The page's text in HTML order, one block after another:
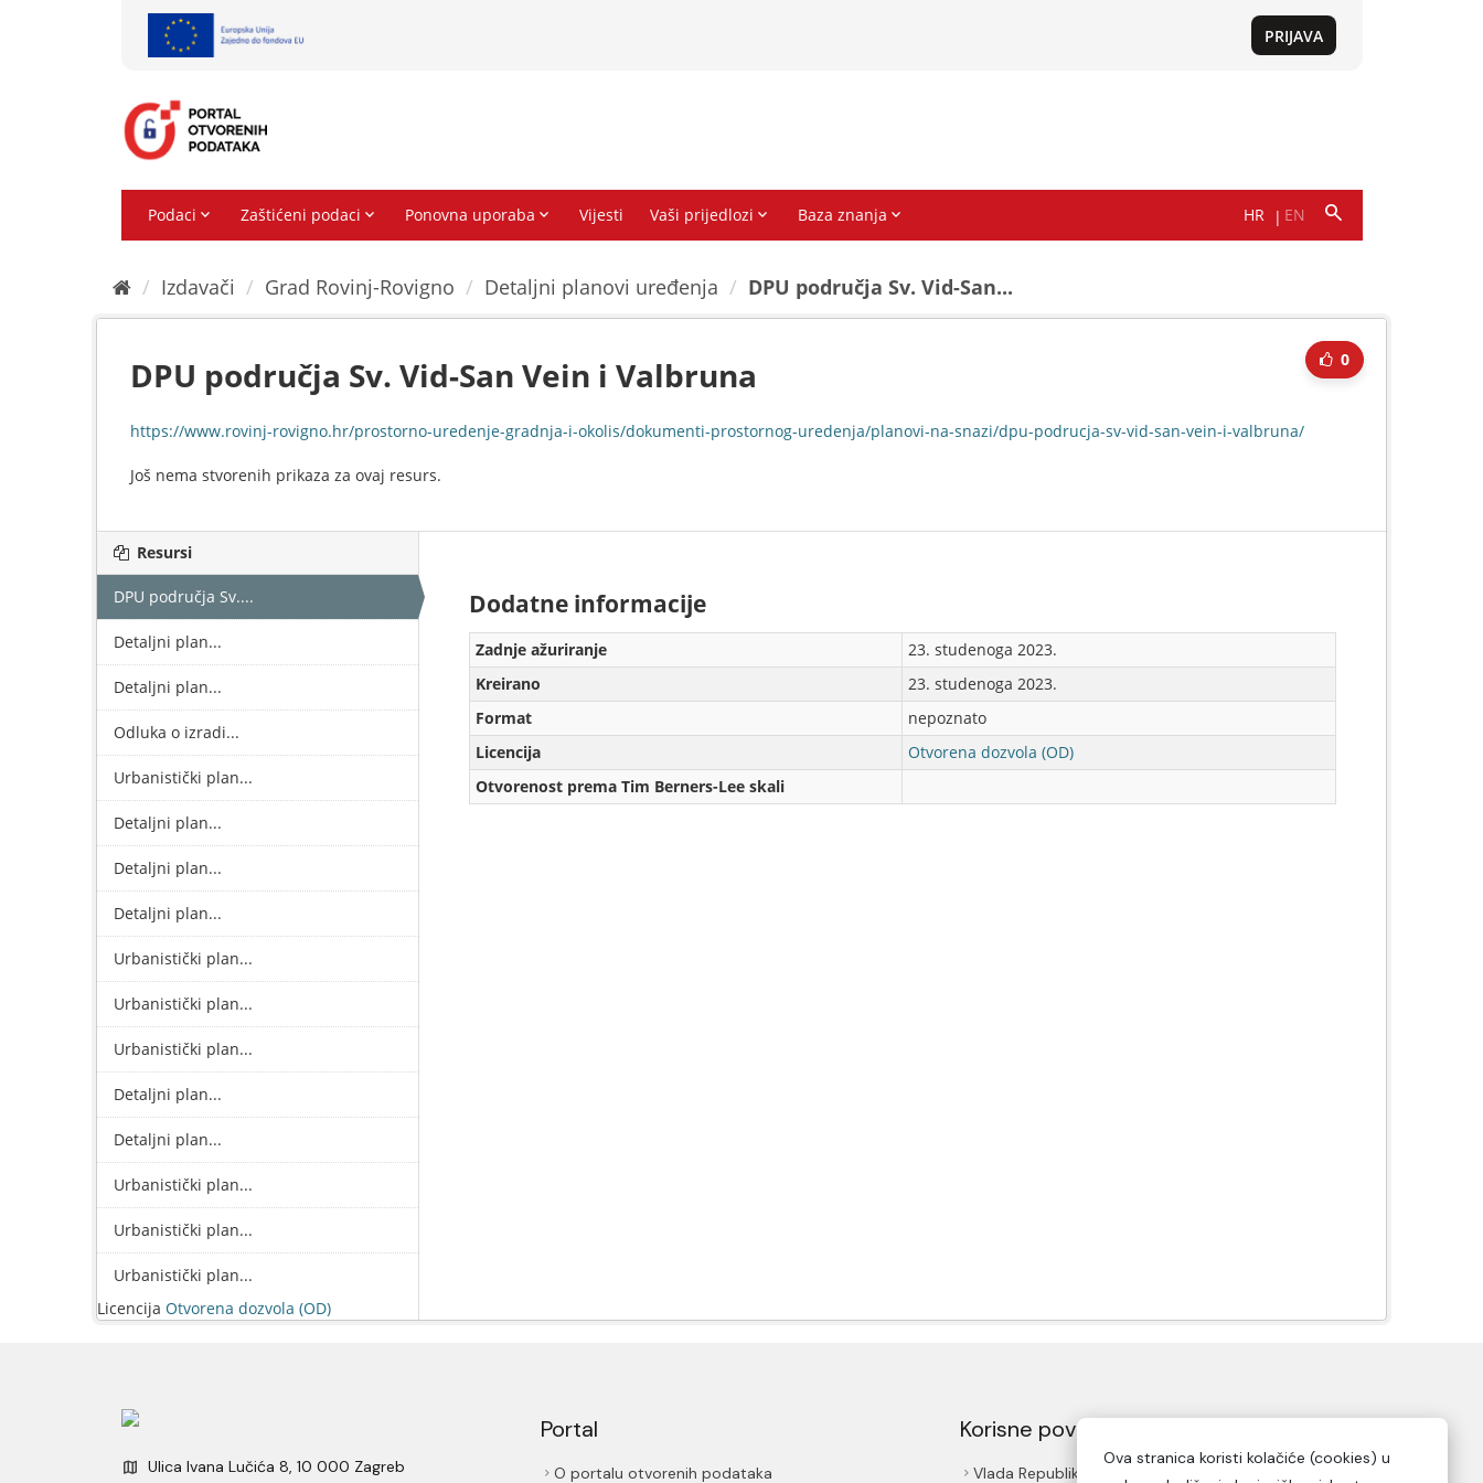
Izdavači Grad Rovinj-Rovigno Detaljni planovi uređenja DPU područja Sv. Vid-San...
0
DPU područja Sv. Vid-San Vein i Valbruna
https://www.rovinj-rovigno.hr/prostorno-uredenje-gradnja-i-okolis/dokumenti-prostornog-uredenja/planovi-na-snazi/dpu-podrucja-sv-vid-san-vein-i-valbruna/
Još nema stvorenih prikaza za ovaj resurs.
Resursi
DPU područja Sv....
Detaljni plan...
Detaljni plan...
Odluka o izradi...
Urbanistički plan...
Detaljni plan...
Detaljni plan...
Detaljni plan...
Urbanistički plan...
Urbanistički plan...
Urbanistički plan...
Detaljni plan...
Detaljni plan...
Urbanistički plan...
Urbanistički plan...
Urbanistički plan...
Licencija Otvorena dozvola (OD)
Dodаtne informаcije
Zadnje аžurirаnje
23. studenoga 2023.
Kreirаno
23. studenoga 2023.
Formаt
nepoznato
Licencija
Otvorena dozvola (OD)
Otvorenost prema Tim Berners-Lee skali